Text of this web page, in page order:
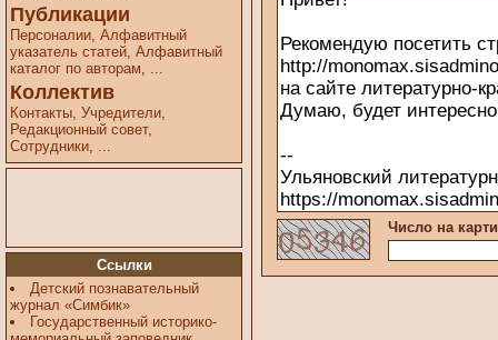
Публикации
Персоналии, Алфавитный
указатель статей, Алфавитный
каталог по авторам, ...
Коллектив
Контакты, Учредители,
Редакционный совет,
Сотрудники, ...
Ссылки
Детский познавательный
журнал «Симбик»
Государственный историко-
Число на